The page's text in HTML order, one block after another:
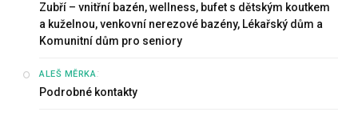
Zubří – vnitřní bazén, wellness, bufet s dětským koutkem
a kuželnou, venkovní nerezové bazény, Lékařský dům a
Komunitní dům pro seniory
ALEŠ MĚRKA:
Podrobné kontakty